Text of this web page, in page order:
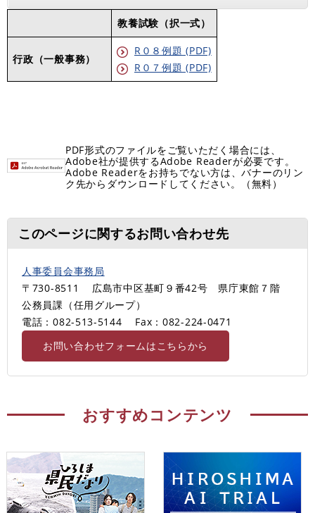
教養試験（択一式）
行政（一般事務）
R０８例題 (PDF)
R０７例題 (PDF)
PDF形式のファイルをご覧いただく場合には、
Adobe社が提供するAdobe Readerが必要です。
Adobe Readerをお持ちでない方は、バナーのリン
ク先からダウンロードしてください。（無料）
このページに関するお問い合わせ先
人事委員会事務局
〒730-8511
広島市中区基町９番42号 県庁東館７階
公務員課（任用グループ）
電話：082-513-5144
Fax：082-224-0471
お問い合わせフォームはこちらから
おすすめコンテンツ